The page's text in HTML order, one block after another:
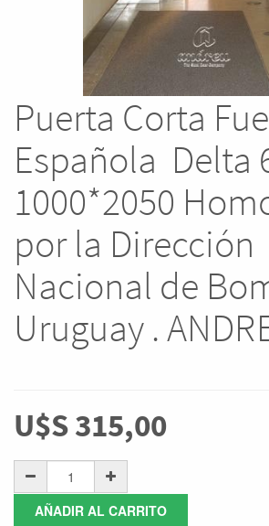
Puerta Corta
Española Delta
1000*2050
por la Dirección
Nacional de
Uruguay .
U$S315,00
AÑADIR AL CARRITO